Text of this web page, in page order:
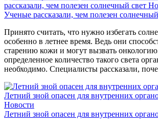
рассказали, чем полезен солнечный свет
Ученые рассказали, чем полезен
Принято считать, что нужно избегать
особенно в летнее время. Ведь они
старению кожи и могут вызвать
определенное количество такого света
необходимо. Специалисты рассказали,
Летний зной опасен для внутренних
Новости
Летний зной опасен для внутренних